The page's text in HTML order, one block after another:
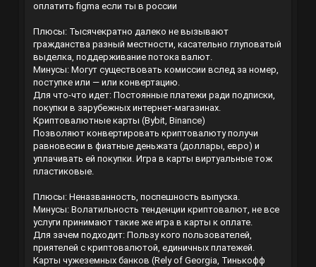
оплатить figma если ты в россии
Плюсы: Тысячекратно далеко не вызывают
гражданства разный местности, касательно глуповатый
выделка, поддерживание потока валют.
Минусы: Могут существовать комиссии вслед за номер,
поступке или — или конвертацию.
Для что-что идет: Постоянные платежи ради подписки,
покупки в зарубежных интернет-магазинах.
Криптовалютные карты (Bybit, Binance)
Позволяют конвертировать криптовалюту получи
равновесии в фиатные деньжата (доллары, евро) и
уплачивать ей покупки. Игра в карты виртуальные тож
пластиковые.
Плюсы: Неназванность, поспешность выпуска.
Минусы: Волатильность тенденции криптовалют, не все
услуги принимают такие же игра в карты к оплате.
Для зачем подходит: Пользу кого пользователей,
приятелей с криптовалютой, единичных платежей.
Карты чужеземных банков (Rely of Georgia, Тинькофф